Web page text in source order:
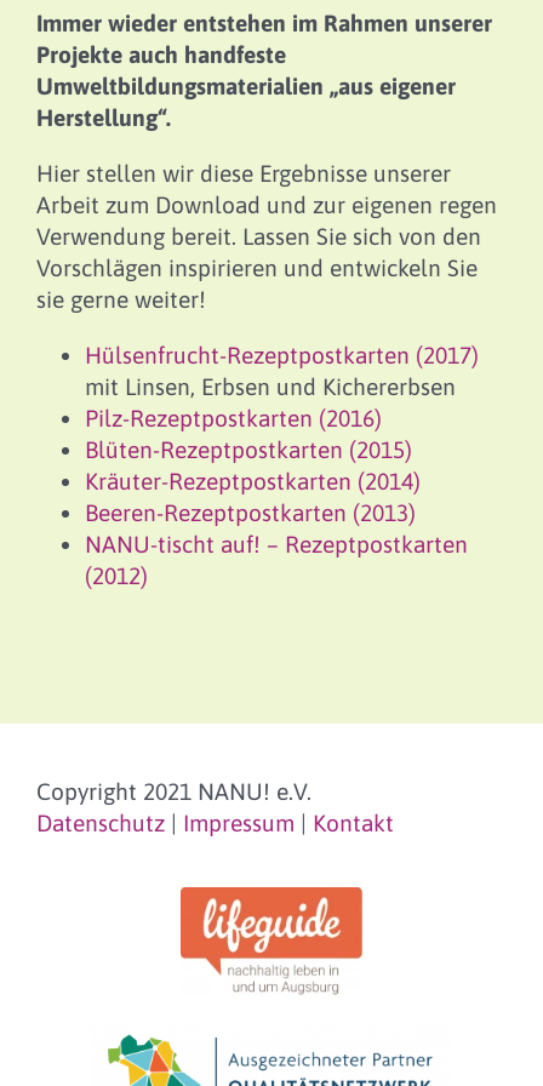
Immer wieder entstehen im Rahmen unserer
Projekte auch handfeste
Umweltbildungsmaterialien „aus eigener
Herstellung“.
Hier stellen wir diese Ergebnisse unserer
Arbeit zum Download und zur eigenen regen
Verwendung bereit. Lassen Sie sich von den
Vorschlägen inspirieren und entwickeln Sie
sie gerne weiter!
Hülsenfrucht-Rezeptpostkarten (2017)
mit Linsen, Erbsen und Kichererbsen
Pilz-Rezeptpostkarten (2016)
Blüten-Rezeptpostkarten (2015)
Kräuter-Rezeptpostkarten (2014)
Beeren-Rezeptpostkarten (2013)
NANU-tischt auf! – Rezeptpostkarten
(2012)
Copyright 2021 NANU! e.V.
Datenschutz| Impressum | Kontakt